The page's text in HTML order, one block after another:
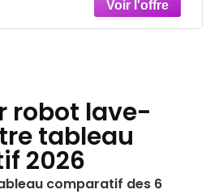
robot lave-
tableau
2026
comparatif des 6